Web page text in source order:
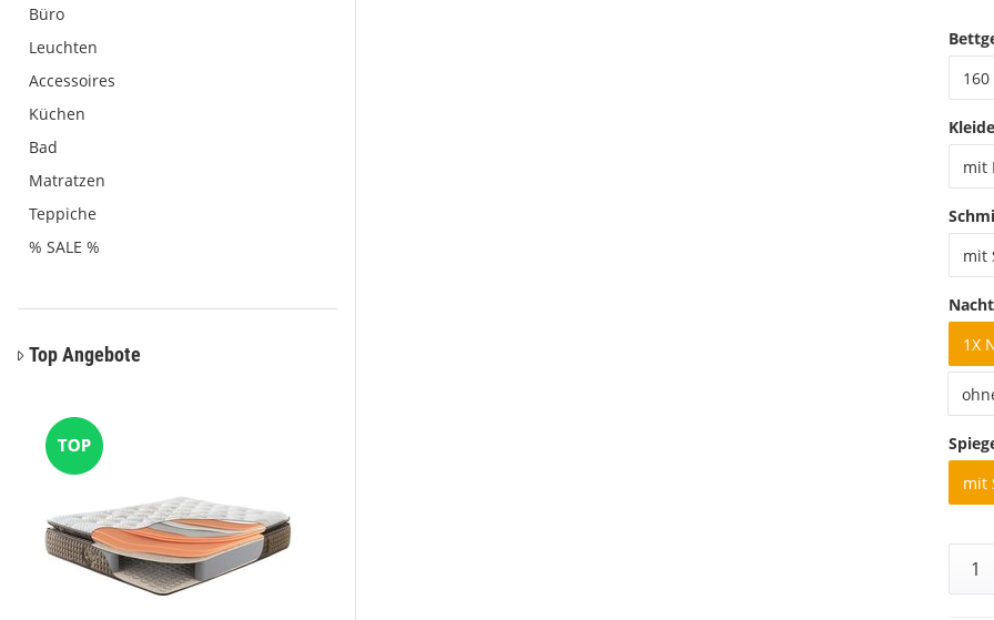
160
mit
mit
1X
mit
Büro
Leuchten
Accessoires
Küchen
Bad
Matratzen
Teppiche
% SALE %
Top Angebote